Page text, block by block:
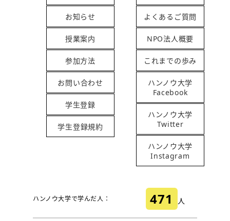
お知らせ
授業案内
参加方法
お問い合わせ
学生登録
学生登録規約
よくあるご質問
NPO法人概要
これまでの歩み
ハンノウ大学
Facebook
ハンノウ大学
Twitter
ハンノウ大学
Instagram
ハンノウ大学で学んだ人： 471 人